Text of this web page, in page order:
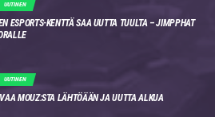
UUTINEN
ESPORTS-KENTTÄ SAA UUTTA TUULTA – JIMPPHAT
UUTINEN
MOUZ:STA LÄHTÖÄÄN JA UUTTA ALKUA